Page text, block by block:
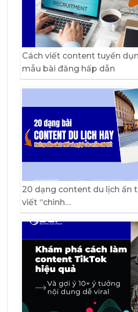
Cách viết content tuyển
mẫu bài đăng hấp dẫn
20 dạng content du lịch ấn
viết “chinh…